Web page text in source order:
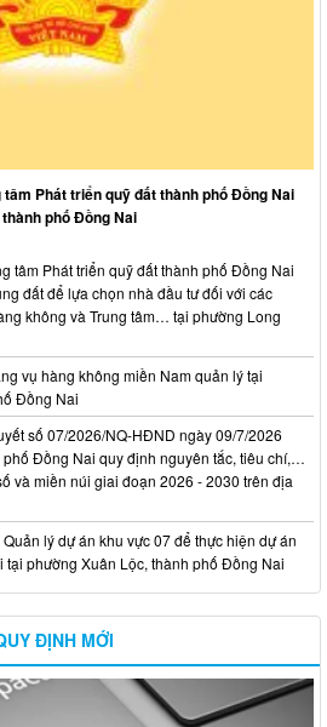
Phát triển quỹ đất thành phố Đồng Nai
phố Đồng Nai
tâm Phát triển quỹ đất thành phố Đồng Nai
đất để lựa chọn nhà đầu tư đối với các
không và Trung tâm… tại phường Long
vụ hàng không miền Nam quản lý tại
Đồng Nai
số 07/2026/NQ-HĐND ngày 09/7/2026
Đồng Nai quy định nguyên tắc, tiêu chí,…
và miền núi giai đoạn 2026 - 2030 trên địa
lý dự án khu vực 07 để thực hiện dự án
phường Xuân Lộc, thành phố Đồng Nai
ĐỊNH MỚI